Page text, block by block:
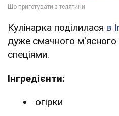
Кулінарка поділилася в
дуже смачного м'ясного
спеціями.
Інгредієнти:
огірки